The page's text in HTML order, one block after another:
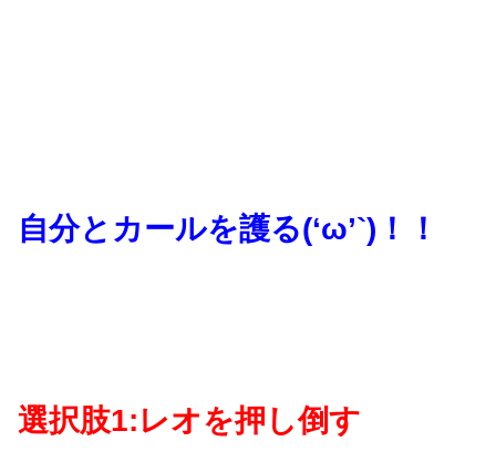
自分とカールを護る(‘ω’`)！！
選択肢1:レオを押し倒す